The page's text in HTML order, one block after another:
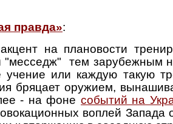
правда»:
на плановости
"месседж" тем зарубежным
учение или каждую такую
бряцает оружием,
- на фоне событий на
воплей Запада